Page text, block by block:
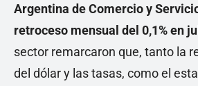
Argentina de Comercio y
retroceso mensual del 0,1% en
sector remarcaron que, tanto la
del dólar y las tasas, como el